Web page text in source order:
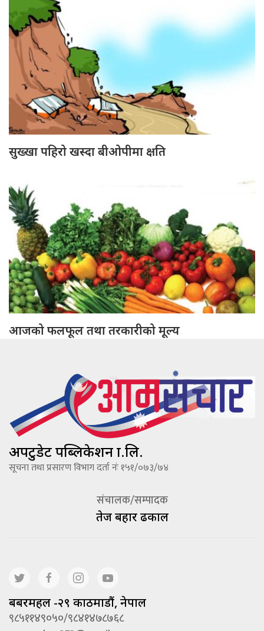
सुख्खा पहिरो खस्दा बीओपीमा क्षति
आजको फलफूल तथा तरकारीको मूल्य
अपटुडेट पब्लिकेशन प्रा.लि.
सूचना तथा प्रसारण विभाग दर्ता नंः १५१/०७३/७४
संचालक/सम्पादक
तेज बहादूर ढकाल
बबरमहल -२९ काठमाडौं, नेपाल
९८५११४९०५०/९८४१४७८७६८